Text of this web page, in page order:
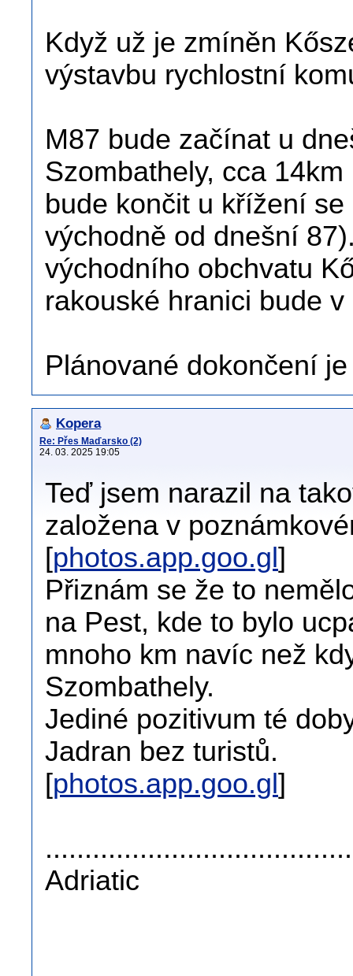
Když už je zmíněn
výstavbu rychlostní
M87 bude začínat u
Szombathely, cca
bude končit u křížení
východně od dnešní
východního obchvatu
rakouské hranici bude
Plánované dokončení
Kopera
Re: Přes Maďarsko (2)
24. 03. 2025 19:05
Teď jsem narazil na
založena v
[photos.app.goo.gl ]
Přiznám se že to
na Pest, kde to bylo
mnoho km navíc než
Szombathely.
Jediné pozitivum té
Jadran bez turistů.
[photos.app.goo.gl ]
Adriatic